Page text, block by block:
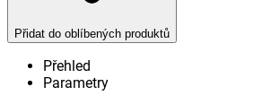
Přidat do oblíbených produktů
Přehled
Parametry